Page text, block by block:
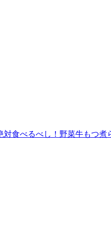
対食べるべし！野菜牛もつ